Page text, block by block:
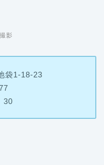
影
袋1-18-23
30